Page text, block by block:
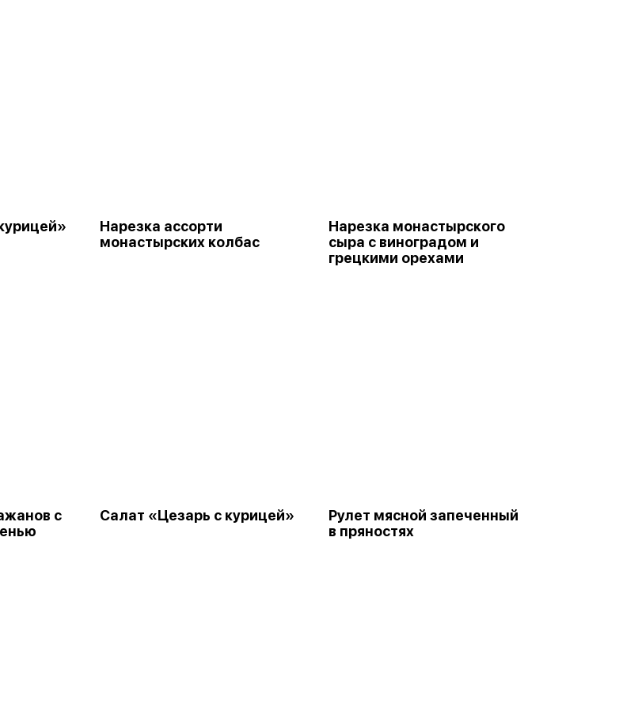
Нарезка ассорти
монастырских колбас
Нарезка монастырского
сыра с виноградом и
грецкими орехами
с
Салат «Цезарь с курицей»
Рулет мясной запеченный
в пряностях